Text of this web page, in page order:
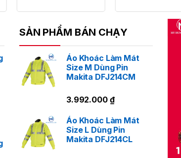
SẢN PHẨM BÁN CHẠY
Áo Khoác Làm Mát
Size M Dùng Pin
Makita DFJ214CM
3.992.000 ₫
Áo Khoác Làm Mát
Size L Dùng Pin
Makita DFJ214CL